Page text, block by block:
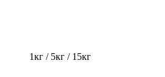
1кг / 5кг / 15кг